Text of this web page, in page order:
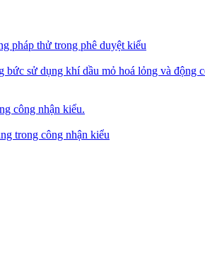
pháp thử trong phê duyệt kiểu
sử dụng khí dầu mỏ hoá lỏng và
công nhận kiểu.
trong công nhận kiểu